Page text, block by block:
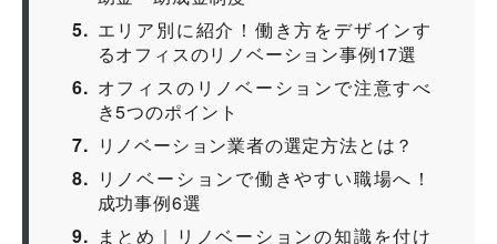
5
エリア別に紹介！働き方をデザインす
るオフィスのリノベーション事例17選
6
オフィスのリノベーションで注意すべ
き5つのポイント
7
リノベーション業者の選定方法とは？
8
リノベーションで働きやすい職場へ！
成功事例6選
9
まとめ｜リノベーションの知識を付け